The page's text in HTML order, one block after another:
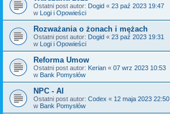
Ostatni post autor: Dogid « 23 paź 2023 19:47
w Logi i Opowieści
Rozważania o żonach i mężach
Ostatni post autor: Dogid « 23 paź 2023 19:31
w Logi i Opowieści
Reforma Umow
Ostatni post autor: Kerian « 07 wrz 2023 10:53
w Bank Pomysłów
NPC - AI
Ostatni post autor: Codex « 12 maja 2023 22:50
w Bank Pomysłów